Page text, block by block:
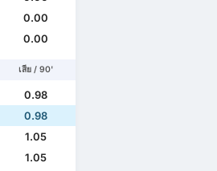
0.00
0.00
เสีย / 90'
0.98
0.98
1.05
1.05